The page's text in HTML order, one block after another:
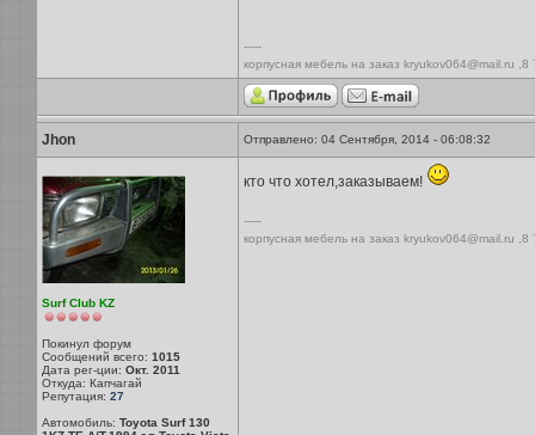
-----
корпусная мебель на заказ kryukov064@mail.ru
Jhon Отправлено: 04 Сентября, 2014 - 06:08:32
Surf Club KZ
Покинул форум
Сообщений всего: 1015
Дата рег-ции: Окт. 2011
Откуда: Капчагай
Репутация: 27
Автомобиль: Toyota Surf 130
кто что хотел,заказываем!
-----
корпусная мебель на заказ kryukov064@mail.ru